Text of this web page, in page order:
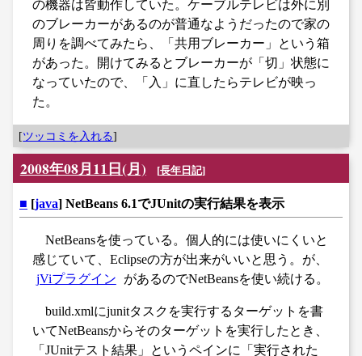
の機器は皆動作していた。ケーブルテレビは外に別
のブレーカーがあるのが普通なようだったので家の
周りを調べてみたら、「共用ブレーカー」という箱
があった。開けてみるとブレーカーが「切」状態に
なっていたので、「入」に直したらテレビが映っ
た。
[ツッコミを入れる]
2008年08月11日(月) [長年日記]
■ [java] NetBeans 6.1でJUnitの実行結果を表示
NetBeansを使っている。個人的には使いにくいと
感じていて、Eclipseの方が出来がいいと思う。が、
jViプラグイン
があるのでNetBeansを使い続ける。
build.xmlにjunitタスクを実行するターゲットを書
いてNetBeansからそのターゲットを実行したとき、
「JUnitテスト結果」というペインに「実行された